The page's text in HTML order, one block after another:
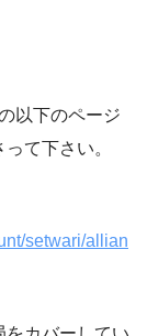
以下のページ
て下さい。
setwari/allian